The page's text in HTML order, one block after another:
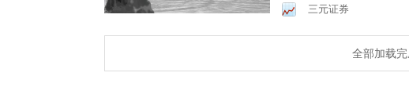
三元证券
全部加载